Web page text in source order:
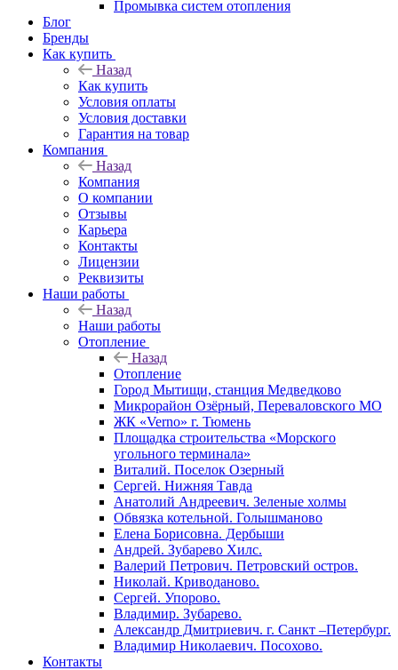
Промывка систем отопления
Блог
Бренды
Как купить
Назад
Как купить
Условия оплаты
Условия доставки
Гарантия на товар
Компания
Назад
Компания
О компании
Отзывы
Карьера
Контакты
Лицензии
Реквизиты
Наши работы
Назад
Наши работы
Отопление
Назад
Отопление
Город Мытищи, станция Медведково
Микрорайон Озёрный, Переваловского МО
ЖК «Verno» г. Тюмень
Площадка строительства «Морского
угольного терминала»
Виталий. Поселок Озерный
Сергей. Нижняя Тавда
Анатолий Андреевич. Зеленые холмы
Обвязка котельной. Голышманово
Елена Борисовна. Дербыши
Андрей. Зубарево Хилс.
Валерий Петрович. Петровский остров.
Николай. Криводаново.
Сергей. Упорово.
Владимир. Зубарево.
Александр Дмитриевич. г. Санкт –Петербург.
Владимир Николаевич. Посохово.
Контакты